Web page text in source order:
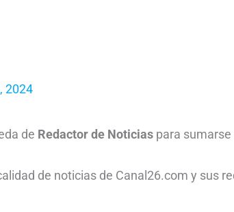
2024
de Redactor de Noticias para
de noticias de Canal26.com y sus